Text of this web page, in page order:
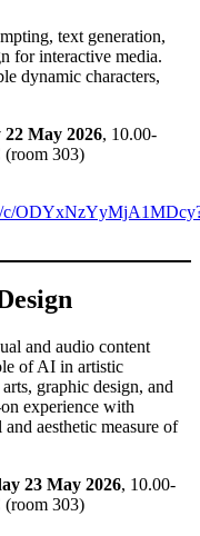
text generation,
for interactive media.
dynamic characters,
May 2026, 10.00-
303)
c/
and audio content
of AI in artistic
graphic design, and
experience with
aesthetic measure of
23 May 2026, 10.00-
303)